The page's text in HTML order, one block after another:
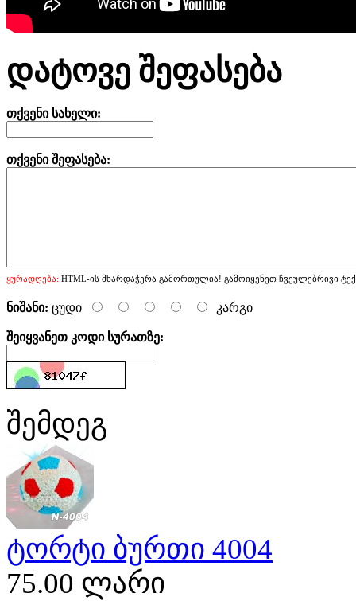
დატოვე შეფასება
თქვენი სახელი:
თქვენი შეფასება:
ყურადღება: HTML-ის მხარდაჭერა გამორთულია! გამოიყენეთ ჩვეულებრივი
ნიშანი: ცუდი კარგი
შეიყვანეთ კოდი სურათზე:
შემდეგ
ტორტი ბურთი 4004
75.00 ლარი